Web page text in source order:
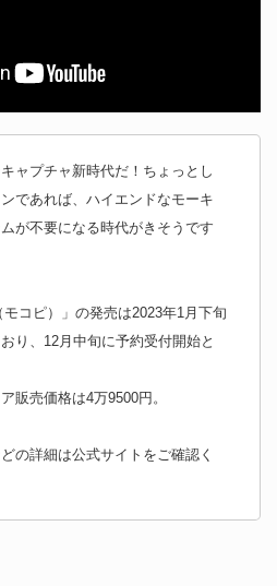
ャプチャ新時代だ！ちょっとし
であれば、ハイエンドなモーキ
が不要になる時代がきそうです
モコピ）」の発売は2023年1月下旬
り、12月中旬に予約受付開始と
販売価格は4万9500円。
の詳細は公式サイトをご確認く